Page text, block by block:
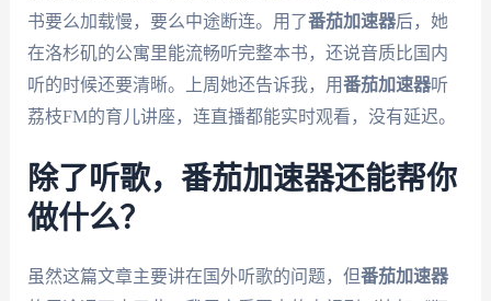
书要么加载慢，要么中途断连。用了番茄加速器后，她
在洛杉矶的公寓里能流畅听完整本书，还说音质比国内
听的时候还要清晰。上周她还告诉我，用番茄加速器听
荔枝FM的育儿讲座，连直播都能实时观看，没有延迟。
除了听歌，番茄加速器还能帮你
做什么？
虽然这篇文章主要讲在国外听歌的问题，但番茄加速器